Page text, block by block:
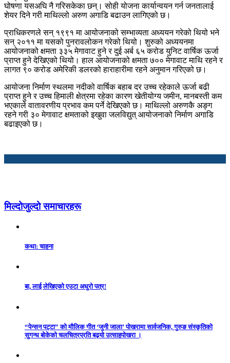
घोषणा यसअघि नै गरिसकेका छन्। सोही योजना कार्यान्वयन गर्न जनतालाई
शेयर दिने गरी माथिल्लो अरुण अगाडि बढाउन लागिएको छ।
प्राधिकरणले सन् १९९१ मा आयोजनाको सम्भाव्यता अध्ययन गरेको थियो भने
सन् २०११ मा यसको पुनरावलोकन गरेको थियो। शुरुको अध्ययनमा
आयोजनाको क्षमता ३३५ मेगावाट हुने र दुई अर्ब ६५ करोड युनिट वार्षिक ऊर्जा
प्राप्त हुने देखिएको थियो। हाल आयोजनाको क्षमता ७०० मेगावाट माथि रहने र
लागत ९० करोड अमेरिकी डलरको हाराहारीमा रहने अनुमान गरिएको छ।
आयोजना निर्माण स्थलमा नदीको वार्षिक बहाब दर उच्च रहेकाले ऊर्जा बढी
प्राप्त हुने र उच्च हिमाली क्षेत्रमा रहेका कारण खेतीयोग्य जमीन, मानबस्ती कम
भएकाले वातावरणीय प्रभाव कम पर्ने देखिएको छ। माथिल्लो अरुणकै अङ्ग
रहने गरी ३० मेगावाट क्षमताको इखुवा जलविद्युत् आयोजनाको निर्माण अगाडि
बढाइएको छ।
मिल्दोजुल्दो समाचारहरू
कथा: चाहना
बा, लाई लेखिएको एउटा अधुरो पत्र!
“पेन्सन पट्टा” को मौलिक गीत ‘जुनी जाला’ पोखरामा सार्वजनिक, गुरुङ संस्कृतिको
सुगन्ध बोकेको चलचित्रप्रति बढ्यो उत्साहपोखरा ।